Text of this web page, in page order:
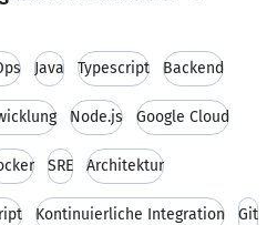
Java Typescript Backend
Node.js Google Cloud
SRE Architektur
Kontinuierliche Integration Git